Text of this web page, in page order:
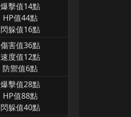
爆擊值14點
HP值44點
閃躲值16點
傷害值36點
速度值12點
防禦值6點
爆擊值28點
HP值88點
閃躲值40點